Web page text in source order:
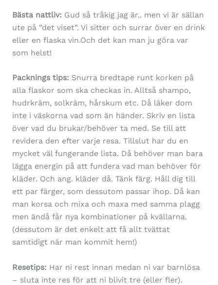
Bästa nattliv: Gud så tråkig jag är.. men vi är sällan
ute på ”det viset”. Vi sitter och surrar över en drink
eller en flaska vin.Och det kan man ju göra var
som helst!
Packnings tips: Snurra bredtape runt korken på
alla flaskor som ska checkas in. Alltså shampo,
hudrkräm, solkräm, hårskum etc. Då läker dom
inte i väskorna vad som än händer. Skriv en lista
över vad du brukar/behöver ta med. Se till att
revidera den efter varje resa. Tillslut har du en
mycket väl fungerande lista. Då behöver man bara
lägga energin på att fundera vad man behöver för
kläder. Och ang. kläder då. Tänk färg. Håll dig till
ett par färger, som dessutom passar ihop. Då kan
man korsa och mixa och maxa med samma plagg
men ändå får nya kombinationer på kvällarna.
(dessutom är det enkelt att få allt tvättat
samtidigt när man kommit hem!)
Resetips: Har ni rest innan medan ni var barnlösa
– sluta inte res för att ni blivit tre (eller fler).